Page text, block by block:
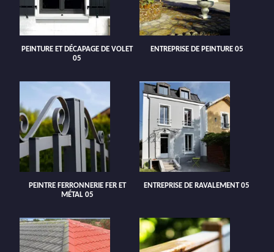
PEINTURE ET DÉCAPAGE DE VOLET
05
ENTREPRISE DE PEINTURE 05
PEINTRE FERRONNERIE FER ET
MÉTAL 05
ENTREPRISE DE RAVALEMENT 05